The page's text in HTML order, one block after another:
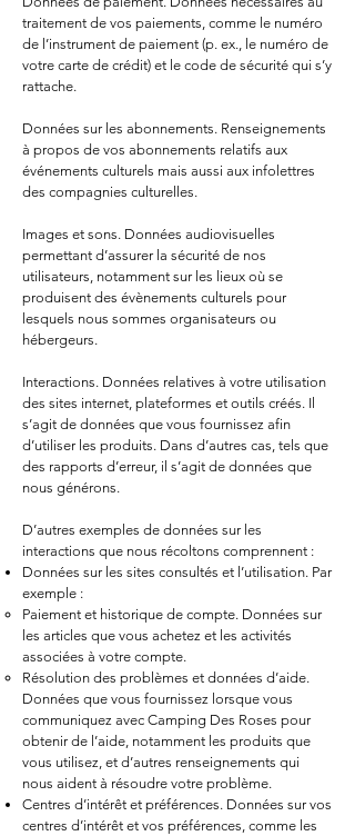
traitement de vos paiements, comme le numéro
de l’instrument de paiement (p. ex., le numéro de
votre carte de crédit) et le code de sécurité qui s’y
rattache.
Données sur les abonnements. Renseignements
à propos de vos abonnements relatifs aux
événements culturels mais aussi aux infolettres
des compagnies culturelles.
Images et sons. Données audiovisuelles
permettant d’assurer la sécurité de nos
utilisateurs, notamment sur les lieux où se
produisent des évènements culturels pour
lesquels nous sommes organisateurs ou
hébergeurs.
Interactions. Données relatives à votre utilisation
des sites internet, plateformes et outils créés. Il
s’agit de données que vous fournissez afin
d’utiliser les produits. Dans d’autres cas, tels que
des rapports d’erreur, il s’agit de données que
nous générons.
D’autres exemples de données sur les
interactions que nous récoltons comprennent :
Données sur les sites consultés et l’utilisation. Par
exemple :
Paiement et historique de compte. Données sur
les articles que vous achetez et les activités
associées à votre compte.
Résolution des problèmes et données d’aide.
Données que vous fournissez lorsque vous
communiquez avec Camping Des Roses pour
obtenir de l’aide, notamment les produits que
vous utilisez, et d’autres renseignements qui
nous aident à résoudre votre problème.
Centres d’intérêt et préférences. Données sur vos
centres d’intérêt et vos préférences, comme les